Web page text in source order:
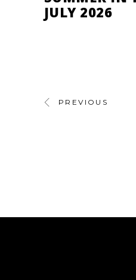
JULY 2026
PREVIOUS